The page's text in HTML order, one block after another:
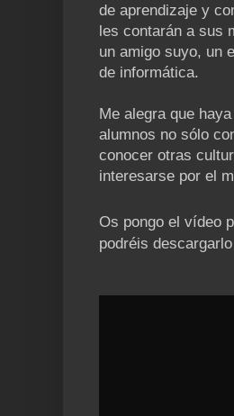
de aprendizaje y
les contarán a sus
un amigo suyo, un
de informática.
Me alegra que
alumnos no sólo
conocer otras
interesarse por el
Os pongo el vídeo
podréis